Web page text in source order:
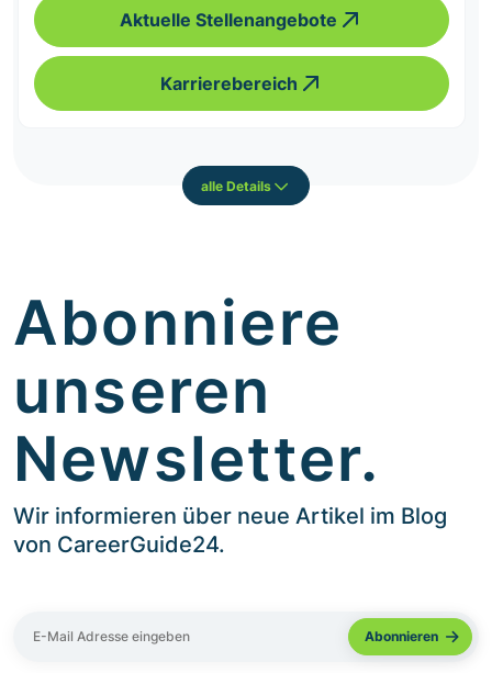
Aktuelle Stellenangebote
Karrierebereich
alle Details
Abonniere
unseren
Newsletter.
Wir informieren über neue Artikel im Blog
von CareerGuide24.